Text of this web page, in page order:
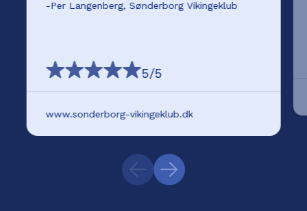
-Per Langenberg, Sønderborg Vikingeklub
5/5
www.sonderborg-vikingeklub.dk